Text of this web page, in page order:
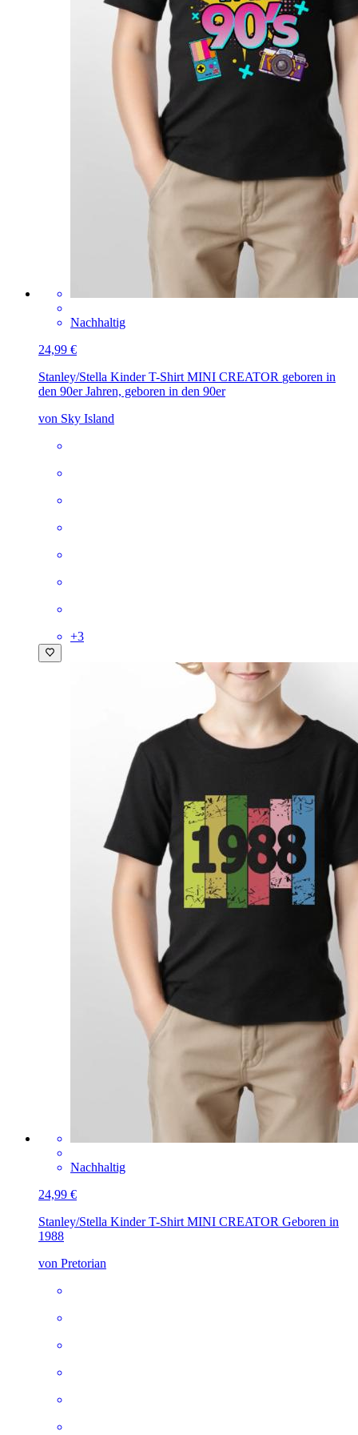
Nachhaltig
24,99 €
Stanley/Stella Kinder T-Shirt MINI CREATOR geboren in
den 90er Jahren, geboren in den 90er
von Sky Island
+3
Nachhaltig
24,99 €
Stanley/Stella Kinder T-Shirt MINI CREATOR Geboren in
1988
von Pretorian